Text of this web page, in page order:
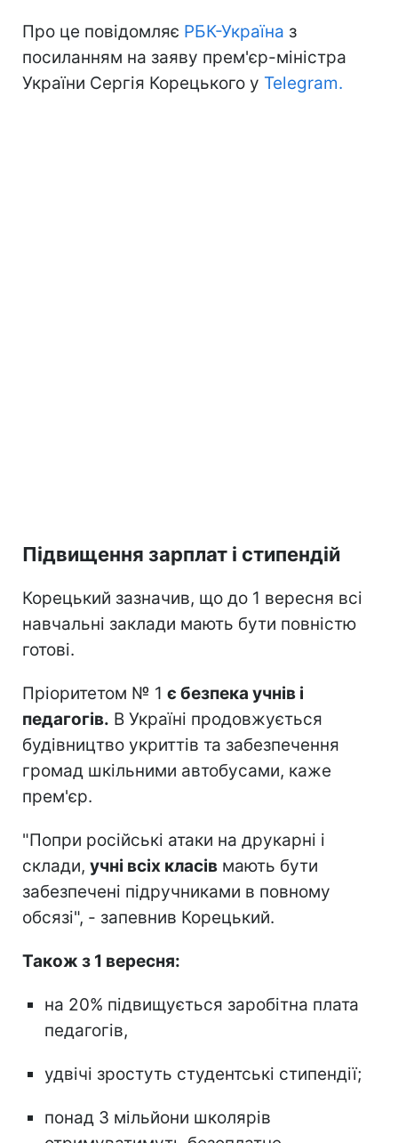
Про це повідомляє РБК-Україна з
посиланням на заяву прем'єр-міністра
України Сергія Корецького у Telegram.
Підвищення зарплат і стипендій
Корецький зазначив, що до 1 вересня всі
навчальні заклади мають бути повністю
готові.
Пріоритетом № 1 є безпека учнів і
педагогів. В Україні продовжується
будівництво укриттів та забезпечення
громад шкільними автобусами, каже
прем'єр.
"Попри російські атаки на друкарні і
склади, учні всіх класів мають бути
забезпечені підручниками в повному
обсязі", - запевнив Корецький.
Також з 1 вересня:
на 20% підвищується заробітна плата
педагогів,
удвічі зростуть студентські стипендії;
понад 3 мільйони школярів